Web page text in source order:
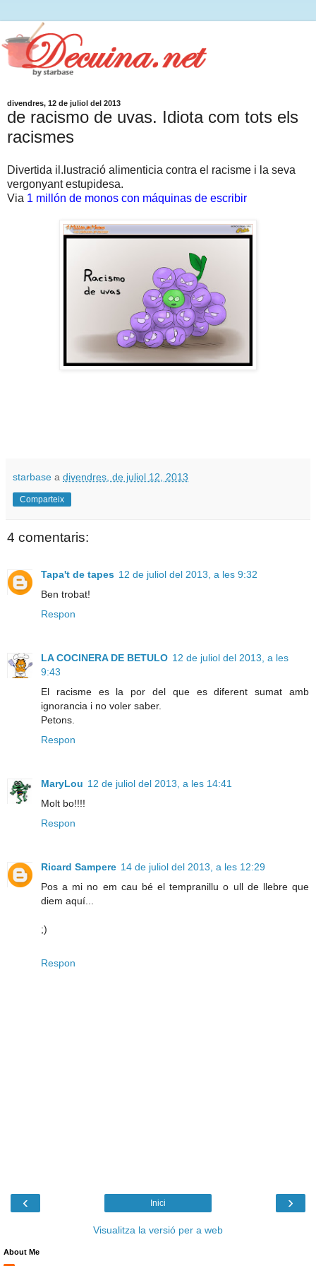
divendres, 12 de juliol del 2013
de racismo de uvas. Idiota com tots els
racismes
Divertida il.lustració alimenticia contra el racisme i la seva
vergonyant estupidesa.
Via 1 millón de monos con máquinas de escribir
starbase a divendres, de juliol 12, 2013
Comparteix
4 comentaris:
Tapa't de tapes 12 de juliol del 2013, a les 9:32
Ben trobat!
Respon
LA COCINERA DE BETULO 12 de juliol del 2013, a les
9:43
El racisme es la por del que es diferent sumat amb
ignorancia i no voler saber.
Petons.
Respon
MaryLou 12 de juliol del 2013, a les 14:41
Molt bo!!!!
Respon
Ricard Sampere 14 de juliol del 2013, a les 12:29
Pos a mi no em cau bé el tempranillu o ull de llebre que
diem aquí...
;)
Respon
‹ ›
Inici
Visualitza la versió per a web
About Me